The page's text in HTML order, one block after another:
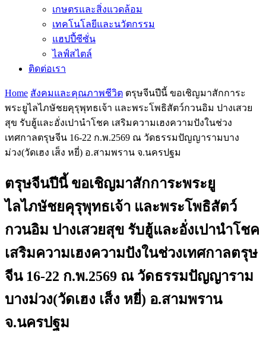
เกษตรและสิ่งแวดล้อม
เทคโนโลยีและนวัตกรรม
แฮปปี้ซีซั่น
ไลฟ์สไตล์
ติดต่อเรา
Home สังคมและคุณภาพชีวิต ตรุษจีนปีนี้ ขอเชิญมาสักการะ
พระยูไลไภษัชยคุรุพุทธเจ้า และพระโพธิสัตว์กวนอิม ปางเสวย
สุข รับฮู้และอั่งเปานำโชค เสริมความเฮงความปังในช่วง
เทศกาลตรุษจีน 16-22 ก.พ.2569 ณ วัดธรรมปัญญารามบาง
ม่วง(วัดเฮง เส็ง หยี่) อ.สามพราน จ.นครปฐม
ตรุษจีนปีนี้ ขอเชิญมาสักการะพระยู
ไลไภษัชยคุรุพุทธเจ้า และพระโพธิสัตว์
กวนอิม ปางเสวยสุข รับฮู้และอั่งเปานำโชค
เสริมความเฮงความปังในช่วงเทศกาลตรุษ
จีน 16-22 ก.พ.2569 ณ วัดธรรมปัญญาราม
บางม่วง(วัดเฮง เส็ง หยี่) อ.สามพราน
จ.นครปฐม